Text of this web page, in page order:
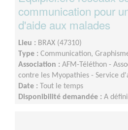
communication pour
d'aide aux malades
Lieu : BRAX (47310)
Type : Communication,
Association : AFM-Téléthon -
contre les Myopathies - Service
Date :
Tout le temps
Disponibilité demandée : A